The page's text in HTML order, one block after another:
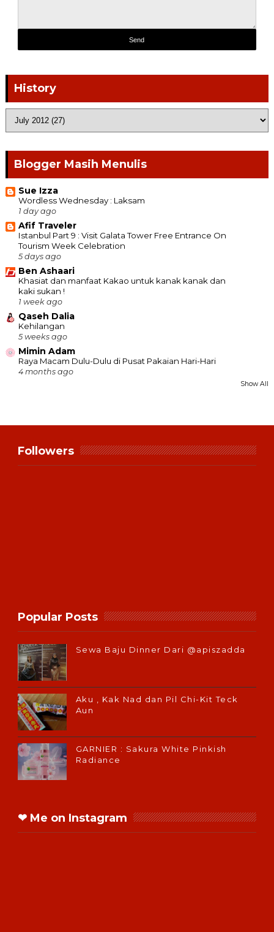
History
Blogger Masih Menulis
Sue Izza
Wordless Wednesday : Laksam
1 day ago
Afif Traveler
Istanbul Part 9 : Visit Galata Tower Free Entrance On
Tourism Week Celebration
5 days ago
Ben Ashaari
Khasiat dan manfaat Kakao untuk kanak kanak dan
kaki sukan !
1 week ago
Qaseh Dalia
Kehilangan
5 weeks ago
Mimin Adam
Raya Macam Dulu-Dulu di Pusat Pakaian Hari-Hari
4 months ago
Show All
Followers
Popular Posts
Sewa Baju Dinner Dari @apiszadda
Aku , Kak Nad dan Pil Chi-Kit Teck
Aun
GARNIER : Sakura White Pinkish
Radiance
❤ Me on Instagram